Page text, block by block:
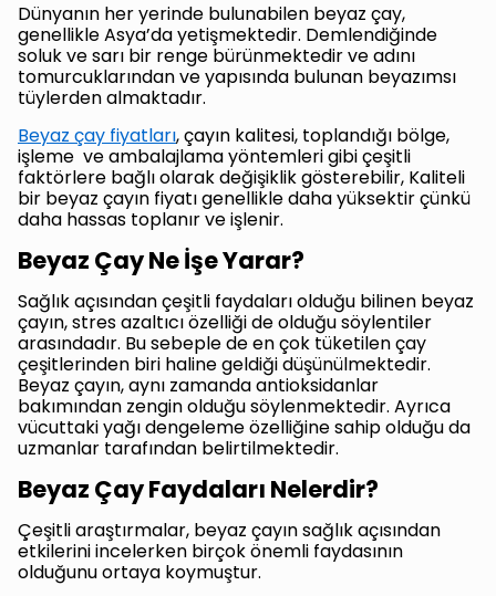
Dünyanın her yerinde bulunabilen beyaz çay,
genellikle Asya’da yetişmektedir. Demlendiğinde
soluk ve sarı bir renge bürünmektedir ve adını
tomurcuklarından ve yapısında bulunan beyazımsı
tüylerden almaktadır.
Beyaz çay fiyatları, çayın kalitesi, toplandığı bölge,
işleme ve ambalajlama yöntemleri gibi çeşitli
faktörlere bağlı olarak değişiklik gösterebilir, Kaliteli
bir beyaz çayın fiyatı genellikle daha yüksektir çünkü
daha hassas toplanır ve işlenir.
Beyaz Çay Ne İşe Yarar?
Sağlık açısından çeşitli faydaları olduğu bilinen beyaz
çayın, stres azaltıcı özelliği de olduğu söylentiler
arasındadır. Bu sebeple de en çok tüketilen çay
çeşitlerinden biri haline geldiği düşünülmektedir.
Beyaz çayın, aynı zamanda antioksidanlar
bakımından zengin olduğu söylenmektedir. Ayrıca
vücuttaki yağı dengeleme özelliğine sahip olduğu da
uzmanlar tarafından belirtilmektedir.
Beyaz Çay Faydaları Nelerdir?
Çeşitli araştırmalar, beyaz çayın sağlık açısından
etkilerini incelerken birçok önemli faydasının
olduğunu ortaya koymuştur.